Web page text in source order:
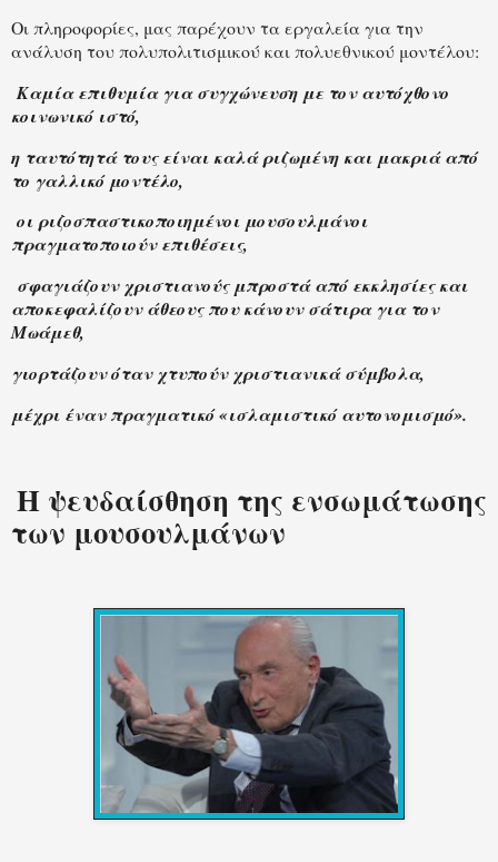
Οι πληροφορίες, μας παρέχουν τα εργαλεία για την
ανάλυση του πολυπολιτισμικού και πολυεθνικού μοντέλου:
Καμία επιθυμία για συγχώνευση με τον αυτόχθονο
κοινωνικό ιστό,
η ταυτότητά τους είναι καλά ριζωμένη και μακριά από
το γαλλικό μοντέλο,
οι ριζοσπαστικοποιημένοι μουσουλμάνοι
πραγματοποιούν επιθέσεις,
σφαγιάζουν χριστιανούς μπροστά από εκκλησίες και
αποκεφαλίζουν άθεους που κάνουν σάτιρα για τον
Μωάμεθ,
γιορτάζουν όταν χτυπούν χριστιανικά σύμβολα,
μέχρι έναν πραγματικό «ισλαμιστικό αυτονομισμό».
Η ψευδαίσθηση της ενσωμάτωσης
των μουσουλμάνων